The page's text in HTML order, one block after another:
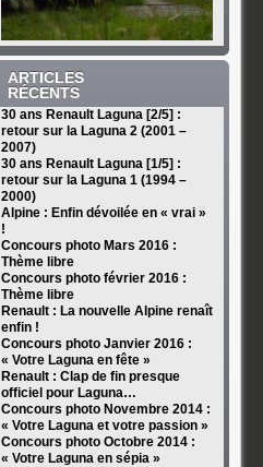
ARTICLES
RÉCENTS
30 ans Renault Laguna [2/5] :
retour sur la Laguna 2 (2001 –
2007)
30 ans Renault Laguna [1/5] :
retour sur la Laguna 1 (1994 –
2000)
Alpine : Enfin dévoilée en « vrai »
!
Concours photo Mars 2016 :
Thème libre
Concours photo février 2016 :
Thème libre
Renault : La nouvelle Alpine renaît
enfin !
Concours photo Janvier 2016 :
« Votre Laguna en fête »
Renault : Clap de fin presque
officiel pour Laguna…
Concours photo Novembre 2014 :
« Votre Laguna et votre passion »
Concours photo Octobre 2014 :
« Votre Laguna en sépia »